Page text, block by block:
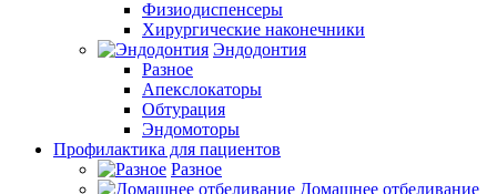
Физиодиспенсеры
Хирургические наконечники
Эндодонтия
Разное
Апекслокаторы
Обтурация
Эндомоторы
Профилактика для пациентов
Разное
Домашнее отбеливание